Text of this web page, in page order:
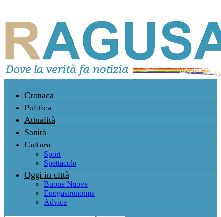
Cronaca
Politica
Attualità
Sanità
Cultura
Sport
Spettacolo
Oggi in città
Buone Nuove
Enogastronomia
Advice